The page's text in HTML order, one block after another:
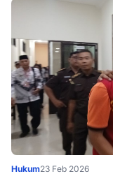
Hukum23 Feb 2026